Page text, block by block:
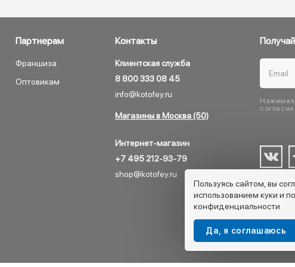
Партнерам
Франшиза
Оптовикам
Контакты
Клиентская служба
8 800 333 08 45
info@kotofey.ru
Магазины в Москва (50)
Интернет-магазин
+7 495 212-93-79
shop@kotofey.ru
Нажимая
Пользуясь сайтом, вы
использованием куки и
конфиденциальности
Да, я соглашаюсь